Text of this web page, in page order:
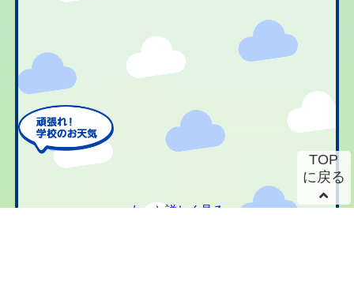
もっと詳しく見る
TOP
に戻る